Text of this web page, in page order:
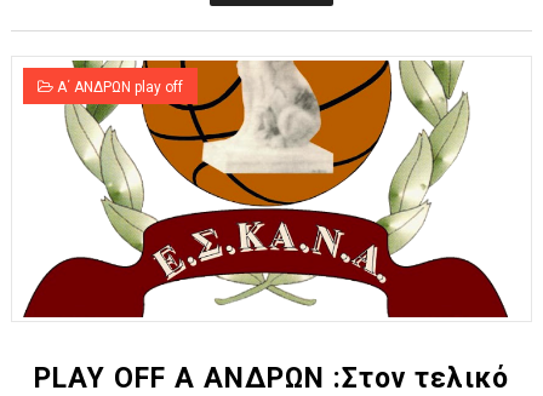
Α΄ ΑΝΔΡΩΝ play off
PLAY OFF A ANΔΡΩΝ :Στον τελικό